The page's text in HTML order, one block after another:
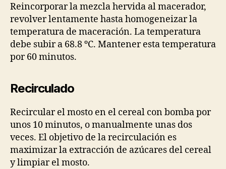
Reincorporar la mezcla hervida al macerador,
revolver lentamente hasta homogeneizar la
temperatura de maceración. La temperatura
debe subir a 68.8 ºC. Mantener esta temperatura
por 60 minutos.
Recirculado
Recircular el mosto en el cereal con bomba por
unos 10 minutos, o manualmente unas dos
veces. El objetivo de la recirculación es
maximizar la extracción de azúcares del cereal
y limpiar el mosto.